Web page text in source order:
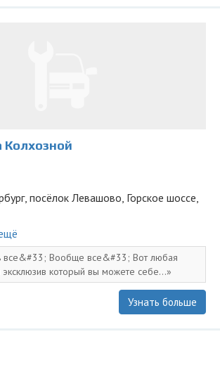
Колхозной
посёлок Левашово, Горское шоссе,
все&#33; Вообще все&#33; Вот любая
который вы можете себе...
Узнать больше